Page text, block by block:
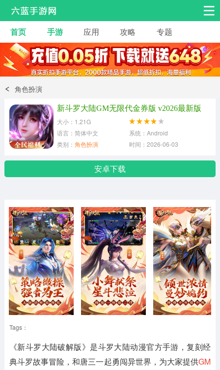
安卓手游 手游工具
热门手游 角色扮演 益智休闲
动作射击
冒险解谜
体育竞技
首页 手游 应用 攻略 专题
角色扮演
新斗罗大陆GM无限代金券版 v2026最新版
大小：1.21G
语言：简体中文
系统：Android
类别： 角色扮演 时间：2026-06-03
安卓下载
Tags：
《新斗罗大陆破解版》 是斗罗大陆动漫官方手游，复刻经
典斗罗故事冒险，和唐三一起勇闯异世界，为大家提供GM